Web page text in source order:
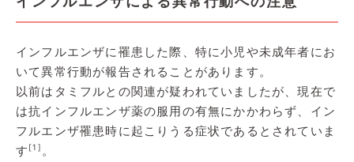
インフルエンザに罹患した際、特に小児や未成年者にお
いて異常行動が報告されることがあります。
以前はタミフルとの関連が疑われていましたが、現在で
は抗インフルエンザ薬の服用の有無にかかわらず、イン
フルエンザ罹患時に起こりうる症状であるとされていま
す [1] 。